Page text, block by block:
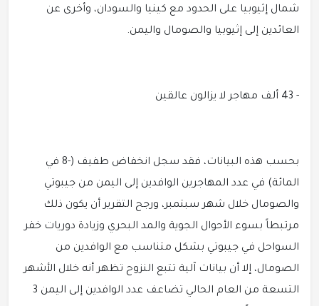
شمال إثيوبيا على الحدود مع كينيا والسودان، وأخرى عن
العائدين إلى إثيوبيا والصومال واليمن.
- 43 ألف مهاجر لا يزالون عالقين
بحسب هذه البيانات، فقد سجل انخفاض طفيف (-8 في
المائة) في عدد المهاجرين الوافدين إلى اليمن من جيبوتي
والصومال خلال شهر سبتمبر، ورجح التقرير أن يكون ذلك
مرتبطاً بسوء الأحوال الجوية والمد البحري وزيادة دوريات خفر
السواحل في جيبوتي بشكل متناسب مع الوافدين من
الصومال، إلا أن بيانات آلية تتبع النزوح تظهر أنه خلال الأشهر
التسعة من العام الحالي تضاعف عدد الوافدين إلى اليمن 3